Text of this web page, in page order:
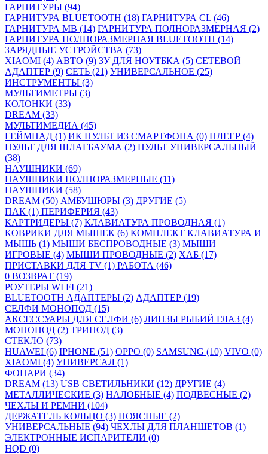
ГАРНИТУРЫ (94)
ГАРНИТУРА BLUETOOTH (18) ГАРНИТУРА CL (46)
ГАРНИТУРА MB (14) ГАРНИТУРА ПОЛНОРАЗМЕРНАЯ (2)
ГАРНИТУРА ПОЛНОРАЗМЕРНАЯ BLUETOOTH (14)
ЗАРЯДНЫЕ УСТРОЙСТВА (73)
XIAOMI (4) АВТО (9) ЗУ ДЛЯ НОУТБКА (5) СЕТЕВОЙ
АДАПТЕР (9) СЕТЬ (21) УНИВЕРСАЛЬНОЕ (25)
ИНСТРУМЕНТЫ (3)
МУЛЬТИМЕТРЫ (3)
КОЛОНКИ (33)
DREAM (33)
МУЛЬТИМЕДИА (45)
ГЕЙМПАД (1) ИК ПУЛЬТ ИЗ СМАРТФОНА (0) ПЛЕЕР (4)
ПУЛЬТ ДЛЯ ШЛАГБАУМА (2) ПУЛЬТ УНИВЕРСАЛЬНЫЙ
(38)
НАУШНИКИ (69)
НАУШНИКИ ПОЛНОРАЗМЕРНЫЕ (11)
НАУШНИКИ (58)
DREAM (50) АМБУШЮРЫ (3) ДРУГИЕ (5)
ПАК (1) ПЕРИФЕРИЯ (43)
КАРТРИДЕРЫ (7) КЛАВИАТУРА ПРОВОДНАЯ (1)
КОВРИКИ ДЛЯ МЫШЕК (6) КОМПЛЕКТ КЛАВИАТУРА И
МЫШЬ (1) МЫШИ БЕСПРОВОДНЫЕ (3) МЫШИ
ИГРОВЫЕ (4) МЫШИ ПРОВОДНЫЕ (2) ХАБ (17)
ПРИСТАВКИ ДЛЯ TV (1) РАБОТА (46)
0 ВОЗВРАТ (19)
РОУТЕРЫ WI FI (21)
BLUETOOTH АДАПТЕРЫ (2) АДАПТЕР (19)
СЕЛФИ МОНОПОД (15)
АКСЕССУАРЫ ДЛЯ СЕЛФИ (6) ЛИНЗЫ РЫБИЙ ГЛАЗ (4)
МОНОПОД (2) ТРИПОД (3)
СТЕКЛО (73)
HUAWEI (6) IPHONE (51) OPPO (0) SAMSUNG (10) VIVO (0)
XIAOMI (4) УНИВЕРСАЛ (1)
ФОНАРИ (34)
DREAM (13) USB СВЕТИЛЬНИКИ (12) ДРУГИЕ (4)
МЕТАЛЛИЧЕСКИЕ (3) НАЛОБНЫЕ (4) ПОДВЕСНЫЕ (2)
ЧЕХЛЫ И РЕМНИ (104)
ДЕРЖАТЕЛЬ КОЛЬЦО (3) ПОЯСНЫЕ (2)
УНИВЕРСАЛЬНЫЕ (94) ЧЕХЛЫ ДЛЯ ПЛАНШЕТОВ (1)
ЭЛЕКТРОННЫЕ ИСПАРИТЕЛИ (0)
HQD (0)